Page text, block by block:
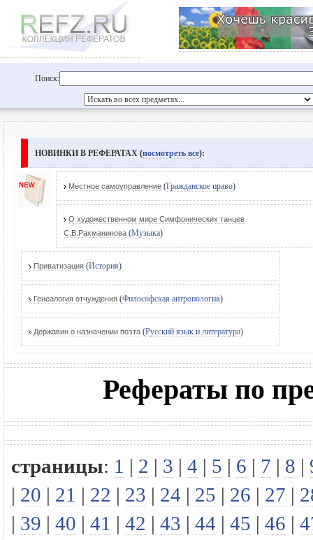
Поиск:
НОВИНКИ В РЕФЕРАТАХ (посмотреть все):
Местное самоуправление (Гражданское право)
О художественном мире Симфонических танцев
С.В.Рахманинова (Музыка)
Приватизация (История)
Генеалогия отчуждения (Философская антропология)
Державин о назначении поэта (Русский язык и литература)
Рефераты по
страницы: 1 | 2 | 3 | 4 | 5 | 6 | 7 | 8 |
| 20 | 21 | 22 | 23 | 24 | 25 | 26 | 27 |
| 39 | 40 | 41 | 42 | 43 | 44 | 45 | 46 |